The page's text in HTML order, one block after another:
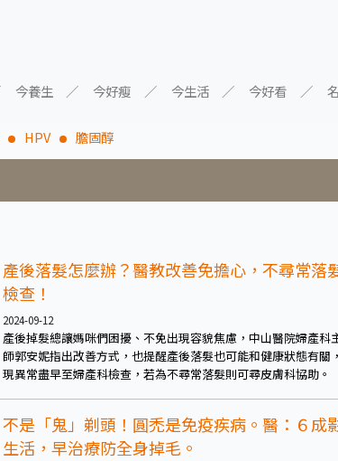
今養生 今好瘦 今生活 今好看
HPV 膽固醇
產後落髮怎麼辦？醫教改善免擔心，不尋常落
檢查！
2024-09-12
產後掉髮總讓媽咪們困擾、不免出現容貌焦慮，中山醫院婦產科
師郭安妮指出改善方式，也提醒產後落髮也可能和健康狀態有關
現異常盡早至婦產科檢查，若為不尋常落髮則可尋皮膚科協助。
不是「鬼」剃頭！圓禿是免疫疾病。醫：６成
生活，早治療防全身掉毛。